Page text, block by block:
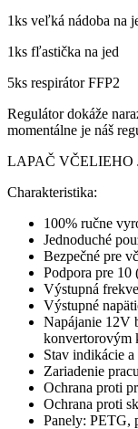
1ks veľká nádoba na
1ks fľastička na jed
5ks respirátor FFP2
Regulátor dokáže
momentálne je náš
LAPAČ VČELIEHO
Charakteristika:
100% ručne
Jednoduché
Bezpečné pre
Podpora pre 10
Výstupná
Výstupné
Napájanie 12V
konvertorovým
Stav indikácie
Zariadenie
Ochrana proti
Ochrana proti
Panely: PETG,